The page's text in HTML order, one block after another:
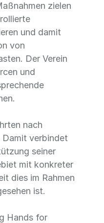
zielen
und damit
von
Der Verein
und
nach
Damit verbindet
seiner
mit konkreter
dies im Rahmen
ist.
Hands for